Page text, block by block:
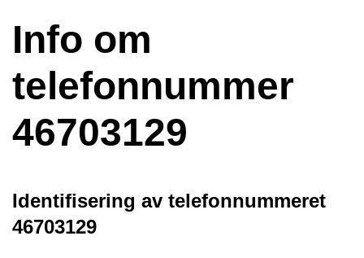
Info om
telefonnummer
46703129
Identifisering av telefonnummeret
46703129